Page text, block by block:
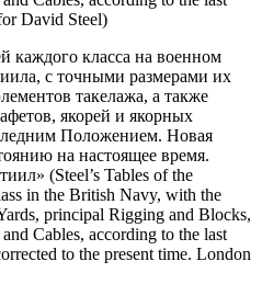
David Steel)
каждого класса на военном
с точными размерами их
такелажа, а также
якорей и якорных
Положением. Новая
на настоящее время.
(Steel’s Tables of the
in the British Navy, with the
principal Rigging and Blocks,
Cables, according to the last
to the present time. London